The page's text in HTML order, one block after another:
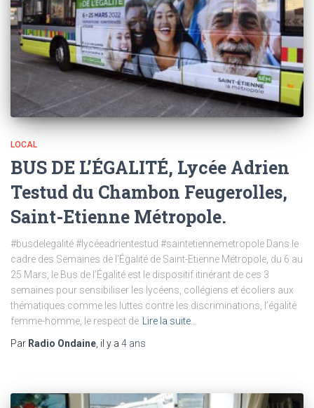
LOCAL
BUS DE L’ÉGALITÉ, Lycée Adrien
Testud du Chambon Feugerolles,
Saint-Etienne Métropole.
#busdelegalité #lycéeadrientestud #saintetiennemetropole Dans le
cadre des Semaines de l’Égalité de Saint-Etienne Métropole, du 6 au
25 Mars, le Bus de l’Égalité est le dispositif itinérant de ces 3
semaines pour sensibiliser les lycéens, collégiens et écoliers aux
thématiques comme les luttes contre les discriminations, l’égalité
femme-homme, le respect de Lire la suite…
Par Radio Ondaine, il y a 4 ans